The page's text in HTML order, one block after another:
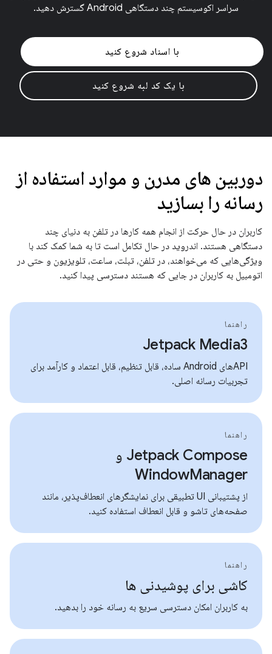
سراسر اکوسیستم چند دستگاهی Android گسترش دهید.
با اسناد شروع کنید
با یک کد لبه شروع کنید
دوربین های مدرن و موارد استفاده از
رسانه را بسازید
کاربران در حال حرکت از انجام همه کارها در تلفن به دنیای چند
دستگاهی هستند. اندروید در حال تکامل است تا به شما کمک کند با
ویژگی‌هایی که می‌خواهند، در تلفن، تبلت، ساعت، تلویزیون و حتی در
اتومبیل به کاربران در جایی که هستند دسترسی پیدا کنید.
راهنما
Jetpack Media3
APIهای Android ساده، قابل تنظیم، قابل اعتماد و کارآمد برای
تجربیات رسانه اصلی.
راهنما
Jetpack Compose و
WindowManager
از پشتیبانی UI تطبیقی ​​برای نمایشگرهای انعطاف‌پذیر، مانند
صفحه‌های تاشو و قابل انعطاف استفاده کنید.
راهنما
کاشی برای پوشیدنی ها
به کاربران امکان دسترسی سریع به رسانه خود را بدهید.